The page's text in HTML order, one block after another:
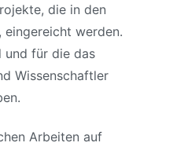
die in den
eingereicht werden.
und für die das
Wissenschaftler
Arbeiten auf